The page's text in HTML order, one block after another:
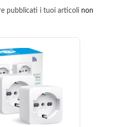
pubblicati i tuoi articoli non